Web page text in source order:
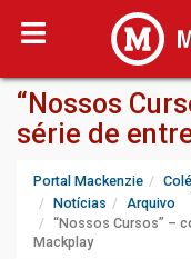
“Nossos
série de
Portal Mackenzie
Notícias
Arquivo
“Nossos Cursos” –
Mackplay